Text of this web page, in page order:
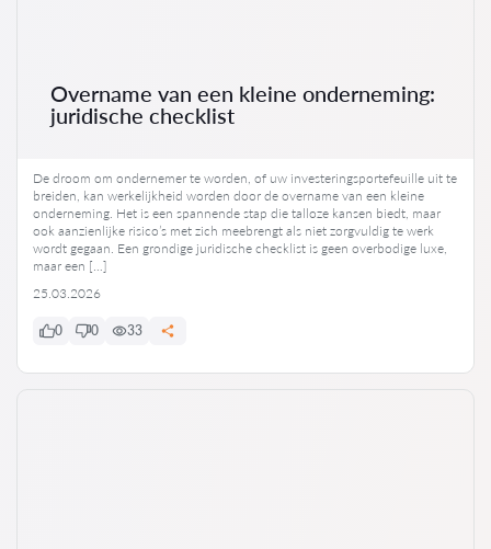
Overname van een kleine onderneming:
juridische checklist
De droom om ondernemer te worden, of uw investeringsportefeuille uit te
breiden, kan werkelijkheid worden door de overname van een kleine
onderneming. Het is een spannende stap die talloze kansen biedt, maar
ook aanzienlijke risico’s met zich meebrengt als niet zorgvuldig te werk
wordt gegaan. Een grondige juridische checklist is geen overbodige luxe,
maar een […]
25.03.2026
0 0 33